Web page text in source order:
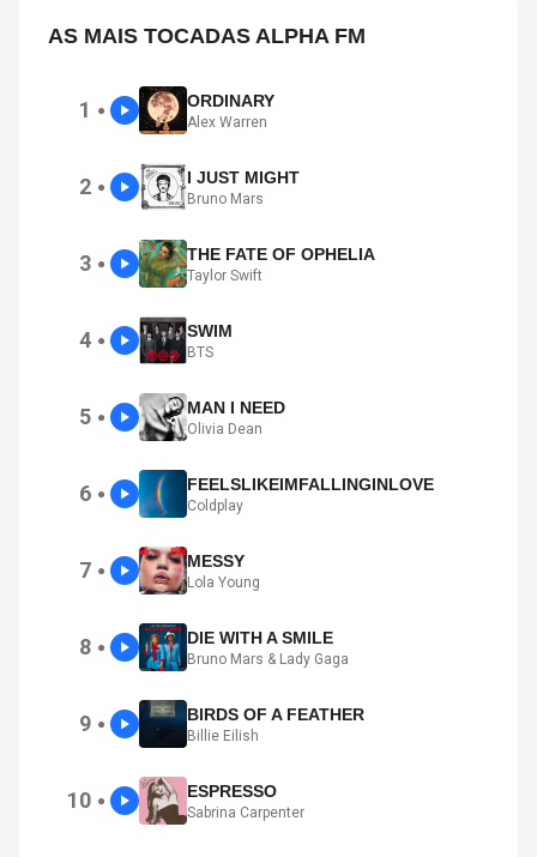
AS MAIS TOCADAS ALPHA FM
1 ● ORDINARY
Alex Warren
2 ● I JUST MIGHT
Bruno Mars
3 ● THE FATE OF OPHELIA
Taylor Swift
4 ● SWIM
BTS
5 ● MAN I NEED
Olivia Dean
6 ● FEELSLIKEIMFALLINGINLOVE
Coldplay
7 ● MESSY
Lola Young
8 ● DIE WITH A SMILE
Bruno Mars & Lady Gaga
9 ● BIRDS OF A FEATHER
Billie Eilish
10 ● ESPRESSO
Sabrina Carpenter